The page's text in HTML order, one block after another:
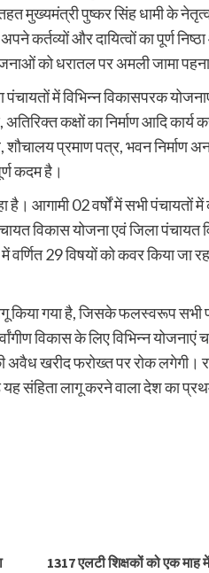
मुख्यमंत्री पुष्कर सिंह धामी के नेतृत्व
कर्तव्यों और दायित्वों का पूर्ण
को धरातल पर अमली जामा
पंचायतों में विभिन्न विकासपरक
कक्षों का निर्माण आदि कार्य
शौचालय प्रमाण पत्र, भवन निर्माण
कदम है।
है। आगामी 02 वर्षों में सभी पंचायतों
विकास योजना एवं जिला पंचायत
29 विषयों को कवर किया जा
किया गया है, जिसके फलस्वरूप सभी
विकास के लिए विभिन्न योजनाएं
अवैध खरीद फरोख्त पर रोक लगेगी।
संहिता लागू करने वाला देश का
1317 एलटी शिक्षकों को एक माह